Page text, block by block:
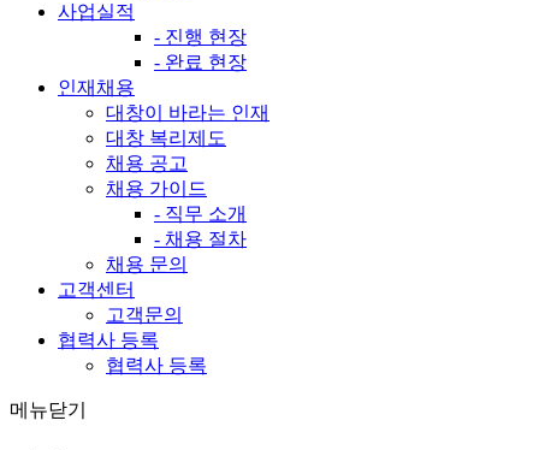
사업실적
- 진행 현장
- 완료 현장
인재채용
대창이 바라는 인재
대창 복리제도
채용 공고
채용 가이드
- 직무 소개
- 채용 절차
채용 문의
고객센터
고객문의
협력사 등록
협력사 등록
메뉴닫기